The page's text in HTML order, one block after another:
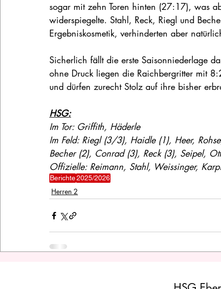
sogar mit zehn Toren hinten (27:17), was
widerspiegelte. Stahl, Reck, Riegl und
Ergebniskosmetik, verhinderten aber
Sicherlich fällt die erste Saisonniederlage
ohne Druck liegen die Raichbergritter mit
und dürfen zurecht Stolz auf ihre bisher
HSG:
Im Tor: Griffith, Häderle
Im Feld: Riegl (3/3), Haidle (1), Heer,
Becher (2), Conrad (3), Reck (3), Seipel,
Offizielle: Reimann, Stahl, Weissinger,
Berichte2025/2026
Herren 2